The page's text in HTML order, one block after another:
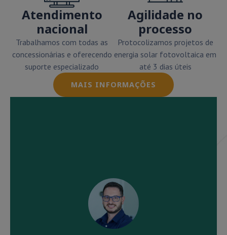
Atendimento
nacional
Trabalhamos com todas as
concessionárias e oferecendo
suporte especializado
Agilidade no
processo
Protocolizamos projetos de
energia solar fotovoltaica em
até 3 dias úteis
MAIS INFORMAÇÕES